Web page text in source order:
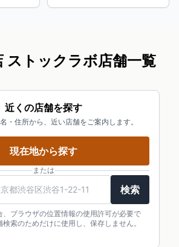
ストックラボ店舗一覧
近くの店舗を探す
・住所から、近い店舗をご案内します。
現在地から探す
または
検索
、ブラウザの位置情報の使用許可が必要で
索のためだけに使用し、保存しません。